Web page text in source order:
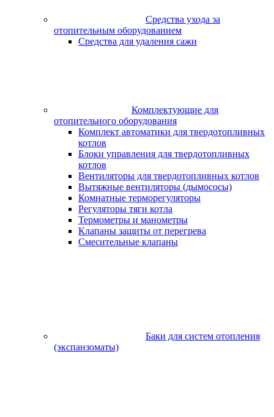
Средства ухода за
отопительным оборудованием
Средства для удаления сажи
Комплектующие для
отопительного оборудования
Комплект автоматики для твердотопливных
котлов
Блоки управления для твердотопливных
котлов
Вентиляторы для твердотопливных котлов
Вытяжные вентиляторы (дымососы)
Комнатные терморегуляторы
Регуляторы тяги котла
Термометры и манометры
Клапаны защиты от перегрева
Смесительные клапаны
Баки для систем отопления
(экспанзоматы)